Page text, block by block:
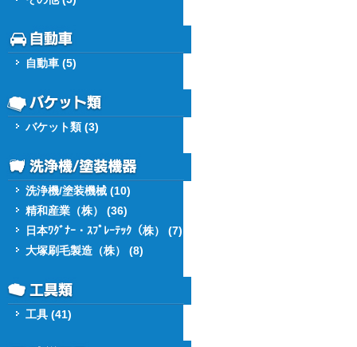
自動車 (5)
バケット類 (3)
洗浄機/塗装機械 (10)
精和産業（株） (36)
日本ﾜｸﾞﾅｰ・ｽﾌﾟﾚｰﾃｯｸ（株） (7)
大塚刷毛製造（株） (8)
工具 (41)